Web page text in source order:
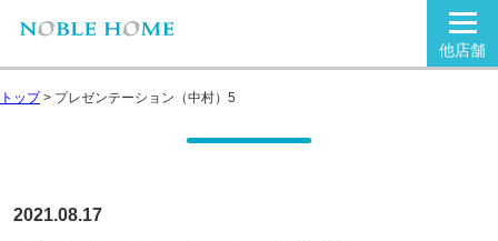
他店舗
トップ> プレゼンテーション（中村）5
2021.08.17